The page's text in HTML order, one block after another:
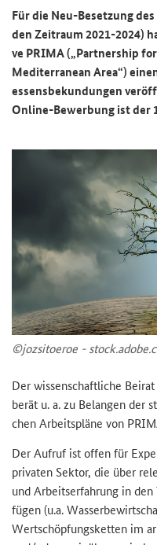
Für die Neu-​Besetzung
den Zeit­raum 2021-​2024)
ve PRIMA („Partnership
Mediterranean Area“)
es­sens­be­kun­dun­gen
Online-​Bewerbung ist der
©joz­si­to­eroe -
Der wis­sen­schaft­li­che Bei­rat
berät u. a. zu Be­lan­gen der
chen Ar­beits­plä­ne von
Der Auf­ruf ist offen für
pri­va­ten Sek­tor, die über
und Ar­beits­er­fah­rung in
fü­gen (u.a.
Wertschöpfungsketten im